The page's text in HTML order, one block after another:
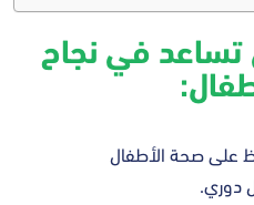
تساعد في نجاح
على صحة الأطفال
دوري.